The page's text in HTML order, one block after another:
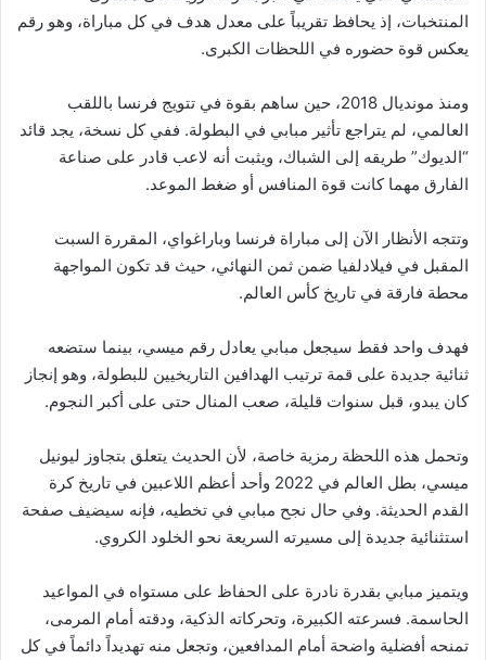
المنتخبات، إذ يحافظ تقريباً على معدل هدف في كل مباراة، وهو رقم
يعكس قوة حضوره في اللحظات الكبرى.
ومنذ مونديال 2018، حين ساهم بقوة في تتويج فرنسا باللقب
العالمي، لم يتراجع تأثير مبابي في البطولة. ففي كل نسخة، يجد قائد
“الديوك” طريقه إلى الشباك، ويثبت أنه لاعب قادر على صناعة
الفارق مهما كانت قوة المنافس أو ضغط الموعد.
وتتجه الأنظار الآن إلى مباراة فرنسا وباراغواي، المقررة السبت
المقبل في فيلادلفيا ضمن ثمن النهائي، حيث قد تكون المواجهة
محطة فارقة في تاريخ كأس العالم.
فهدف واحد فقط سيجعل مبابي يعادل رقم ميسي، بينما ستضعه
ثنائية جديدة على قمة ترتيب الهدافين التاريخيين للبطولة، وهو إنجاز
كان يبدو، قبل سنوات قليلة، صعب المنال حتى على أكبر النجوم.
وتحمل هذه اللحظة رمزية خاصة، لأن الحديث يتعلق بتجاوز ليونيل
ميسي، بطل العالم في 2022 وأحد أعظم اللاعبين في تاريخ كرة
القدم الحديثة. وفي حال نجح مبابي في تخطيه، فإنه سيضيف صفحة
استثنائية جديدة إلى مسيرته السريعة نحو الخلود الكروي.
ويتميز مبابي بقدرة نادرة على الحفاظ على مستواه في المواعيد
الحاسمة. فسرعته الكبيرة، وتحركاته الذكية، ودقته أمام المرمى،
تمنحه أفضلية واضحة أمام المدافعين، وتجعل منه تهديداً دائماً في كل